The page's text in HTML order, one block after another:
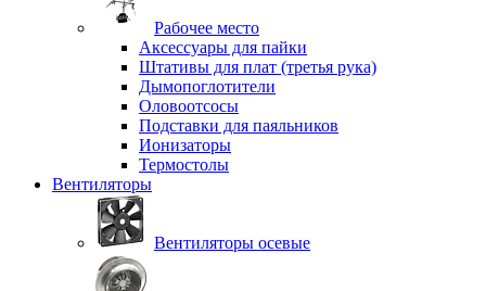
Рабочее место
Аксессуары для пайки
Штативы для плат (третья рука)
Дымопоглотители
Оловоотсосы
Подставки для паяльников
Ионизаторы
Термостолы
Вентиляторы
Вентиляторы осевые